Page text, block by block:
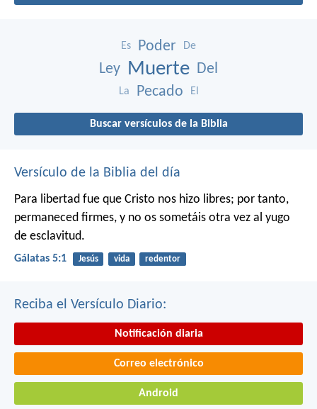
Es Poder De
Ley Muerte Del
La Pecado El
Buscar versículos de la Biblia
Versículo de la Biblia del día
Para libertad fue que Cristo nos hizo libres; por tanto,
permaneced firmes, y no os sometáis otra vez al yugo
de esclavitud.
Gálatas 5:1 Jesús vida redentor
Reciba el Versículo Diario:
Notificación diaria
Correo electrónico
Android